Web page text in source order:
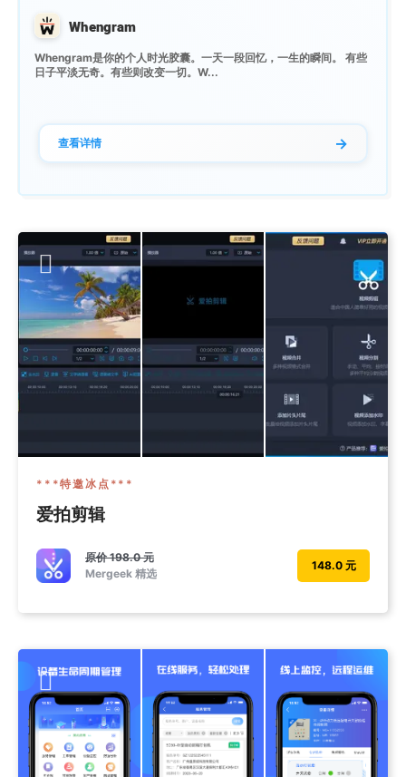
Whengram
Whengram是你的个人时光胶囊。一天一段回忆，一生的瞬间。 有些
日子平淡无奇。有些则改变一切。W...
查看详情 →
***特邀冰点***
爱拍剪辑
原价198.0 元
Mergeek 精选
148.0 元